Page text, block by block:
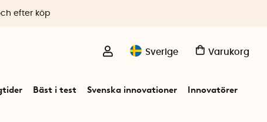
Sverige Varukorg
Bäst i test Svenska innovationer Innovatörer
efter köp